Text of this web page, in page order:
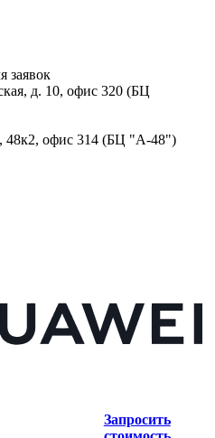
заявок
д. 10, офис 320 (БЦ
48к2, офис 314 (БЦ "А-48")
Запросить